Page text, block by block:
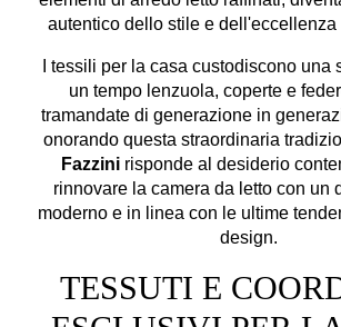
autentico dello stile e dell'eccellenza
I tessili per la casa custodiscono una
un tempo lenzuola, coperte e
tramandate di generazione in
onorando questa straordinaria
Fazzinirisponde al desiderio
rinnovare la camera da letto con un
moderno e in linea con le ultime
design.
TESSUTI E